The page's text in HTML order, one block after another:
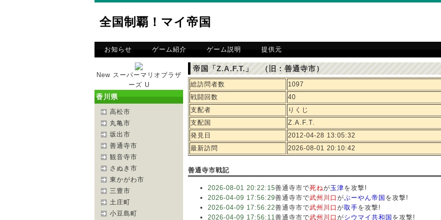
全国制覇！マイ帝国
お知らせ ゲーム紹介 ゲーム説明 提供元
New スーパーマリオブラザ
ーズ U
香川県
高松市
丸亀市
坂出市
善通寺市
観音寺市
さぬき市
東かがわ市
三豊市
土庄町
小豆島町
帝国「Z.A.F.T.」 （旧：善通寺市）
総訪問者数
1097
戦闘回数
40
支配者
りくじ
支配国
Z.A.F.T.
発見日
2012-04-28 13:05:32
最新訪問
2026-08-01 20:10:42
善通寺市戦記
2026-08-01 20:22:15善通寺市で死ねが玉津を攻撃!
2026-04-09 17:56:29善通寺市で武州川口 がぷーやん帝国 を攻撃!
2026-04-09 17:56:22善通寺市で武州川口 が取手を攻撃!
2026-04-09 17:56:11善通寺市で武州川口 がシウマイ共和国 を攻撃!